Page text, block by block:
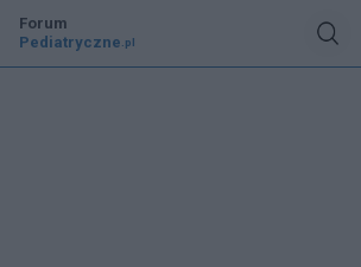
Forum
Pediatryczne .pl